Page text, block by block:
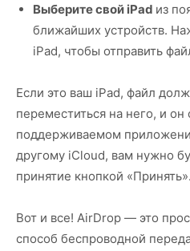
Выберите свой iPad из
ближайших устройств.
iPad, чтобы отправить
Если это ваш iPad, файл
переместиться на него, и он
поддерживаемом
другому iCloud, вам нужно
принятие кнопкой «Принять».
Вот и все! AirDrop — это
способ беспроводной